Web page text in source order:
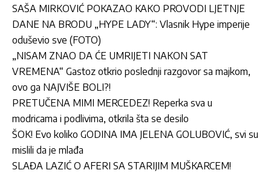
SAŠA MIRKOVIĆ POKAZAO KAKO PROVODI LJETNJE
DANE NA BRODU „HYPE LADY“: Vlasnik Hype imperije
oduševio sve (FOTO)
„NISAM ZNAO DA ĆE UMRIJETI NAKON SAT
VREMENA“ Gastoz otkrio poslednji razgovor sa majkom,
ovo ga NAJVIŠE BOLI?!
PRETUČENA MIMI MERCEDEZ! Reperka sva u
modricama i podlivima, otkrila šta se desilo
ŠOK! Evo koliko GODINA IMA JELENA GOLUBOVIĆ, svi su
mislili da je mlađa
SLAĐA LAZIĆ O AFERI SA STARIJIM MUŠKARCEM!